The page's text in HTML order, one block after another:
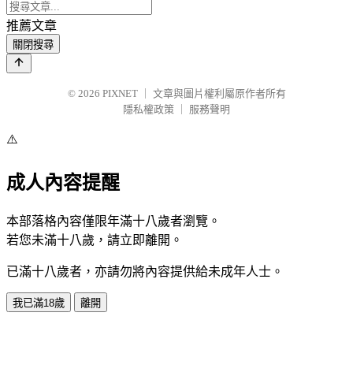
推薦文章
關閉搜尋
© 2026 PIXNET
文章與圖片權利屬原作者所有
隱私權政策
服務聲明
⚠️
成人內容提醒
本部落格內容僅限年滿十八歲者瀏覽。
若您未滿十八歲，請立即離開。
已滿十八歲者，亦請勿將內容提供給未成年人士。
我已滿18歲 離開